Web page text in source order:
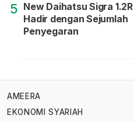
5 New Daihatsu Sigra 1.2R
Hadir dengan Sejumlah
Penyegaran
AMEERA
EKONOMI SYARIAH